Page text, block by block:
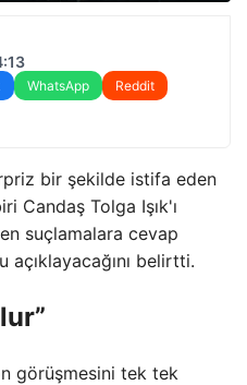
WhatsApp
Reddit
bir şekilde istifa eden
Candaş Tolga Işık'ı
suçlamalara cevap
belirtti.
görüşmesini tek tek